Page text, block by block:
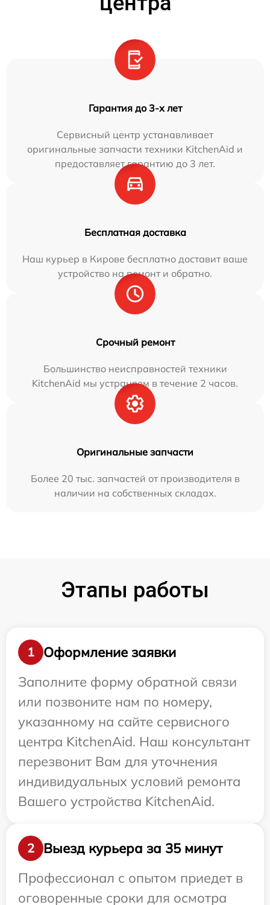
Гарантия до 3-х лет
Сервисный центр устанавливает
оригинальные запчасти техники KitchenAid и
предоставляет гарантию до 3 лет.
Бесплатная доставка
Наш курьер в Кирове бесплатно доставит ваше
устройство на ремонт и обратно.
Срочный ремонт
Большинство неисправностей техники
KitchenAid мы устраняем в течение 2 часов.
Оригинальные запчасти
Более 20 тыс. запчастей от производителя в
наличии на собственных складах.
Этапы работы
1
Оформление заявки
Заполните форму обратной связи
или позвоните нам по номеру,
указанному на сайте сервисного
центра KitchenAid. Наш консультант
перезвонит Вам для уточнения
индивидуальных условий ремонта
Вашего устройства KitchenAid.
2
Выезд курьера за 35 минут
Профессионал с опытом приедет в
оговоренные сроки для осмотра